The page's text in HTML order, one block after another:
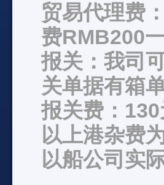
贸易代理费
费RMB200一
报关：我司
关单据有箱
报关费：
以上港杂费
以船公司实